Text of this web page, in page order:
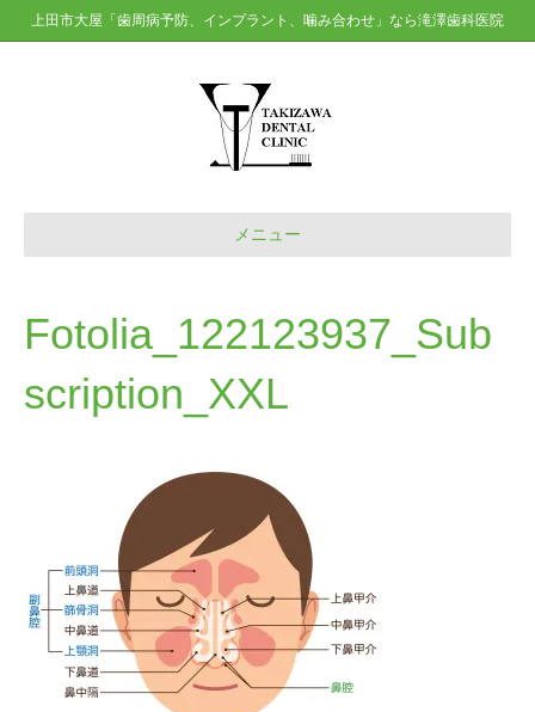
上田市大屋「歯周病予防、インプラント、噛み合わせ」なら滝澤歯科医院
メニュー
Fotolia_122123937_Sub
scription_XXL